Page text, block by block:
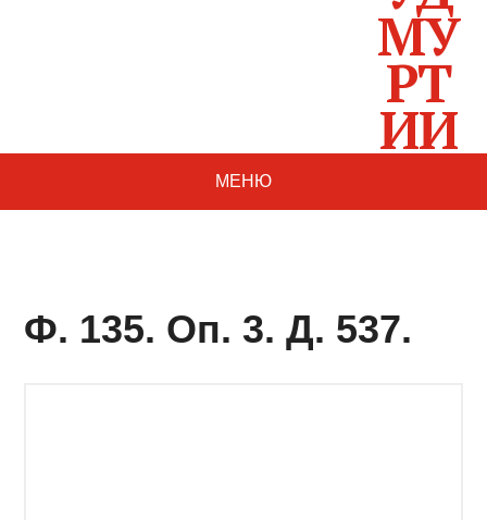
МЕНЮ
Ф. 135. Оп. 3. Д. 537.